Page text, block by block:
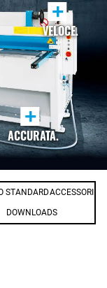
+
VELOCE.
+
ACCURATA.
STANDARDACCESSORI
DOWNLOADS